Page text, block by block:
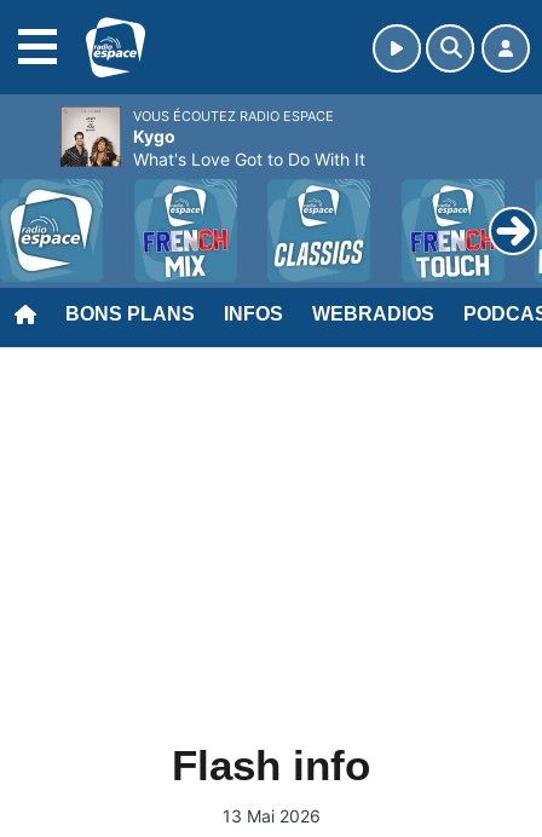
BONS PLANS INFOS WEBRADIOS
Flash info
13 Mai 2026
VOUS ÉCOUTEZ RADIO ESPACE
Kygo
What's Love Got to Do With It